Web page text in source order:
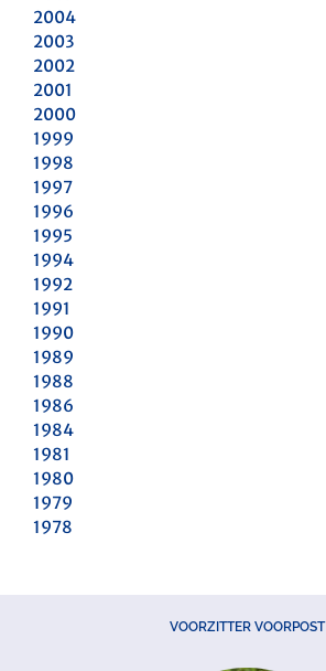
2004
2003
2002
2001
2000
1999
1998
1997
1996
1995
1994
1992
1991
1990
1989
1988
1986
1984
1981
1980
1979
1978
VOORZITTER VOORPOST